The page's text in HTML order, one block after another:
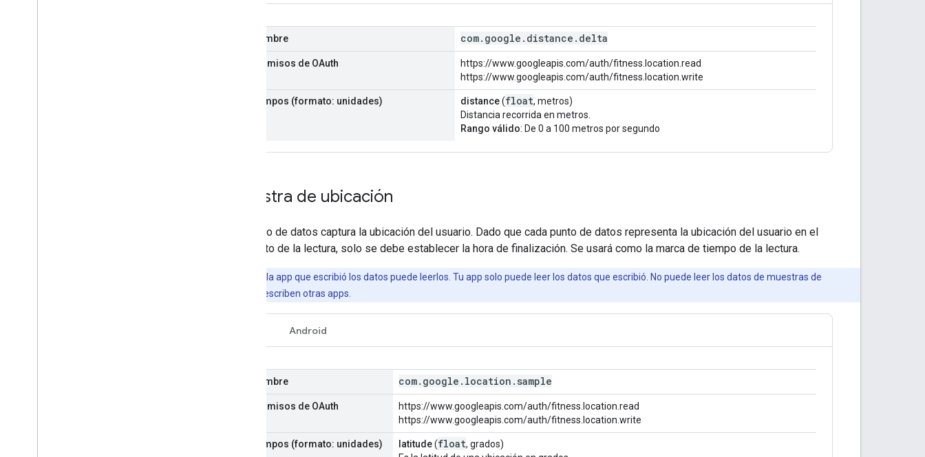
Nombre com. google . distance . delta
Permisos de OAuth
https://www.googleapis.com/auth/fitness.location.read
https://www.googleapis.com/auth/fitness.location.write
Campos (formato: unidades) distance(float, metros)
Distancia recorrida en metros.
Rango válido: De 0 a 100 metros por segundo
Muestra de ubicación
Este tipo de datos captura la ubicación del usuario. Dado que cada punto de datos representa la ubicación del usuario en el
momento de la lectura, solo se debe establecer la hora de finalización. Se usará como la marca de tiempo de la lectura.
Solo la app que escribió los datos puede leerlos. Tu app solo puede leer los datos que escribió. No puede leer los datos de muestras de
ubicación que escriben otras apps.
Android
Nombre com. google . location . sample
Permisos de OAuth
https://www.googleapis.com/auth/fitness.location.read
https://www.googleapis.com/auth/fitness.location.write
Campos (formato: unidades) latitude(float, grados)